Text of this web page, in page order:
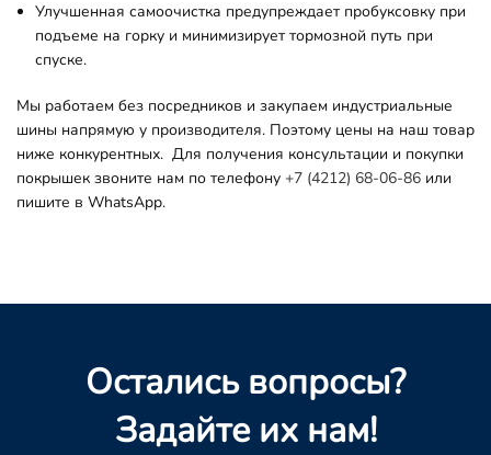
Улучшенная самоочистка предупреждает пробуксовку при
подъеме на горку и минимизирует тормозной путь при
спуске.
Мы работаем без посредников и закупаем индустриальные
шины напрямую у производителя. Поэтому цены на наш товар
ниже конкурентных. Для получения консультации и покупки
покрышек звоните нам по телефону +7 (4212) 68-06-86 или
пишите в WhatsApp.
Остались вопросы?
Задайте их нам!